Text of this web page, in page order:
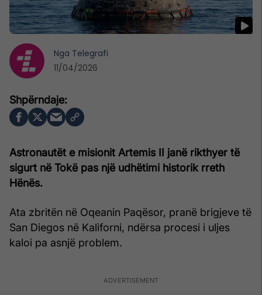
Astronautët e misionit Artemis II janë rikthyer të
sigurt në Tokë pas një udhëtimi historik rreth
Hënës.
Ata zbritën në Oqeanin Paqësor, pranë brigjeve të
San Diegos në Kaliforni, ndërsa procesi i uljes
kaloi pa asnjë problem.
Nga Telegrafi
11/04/2026